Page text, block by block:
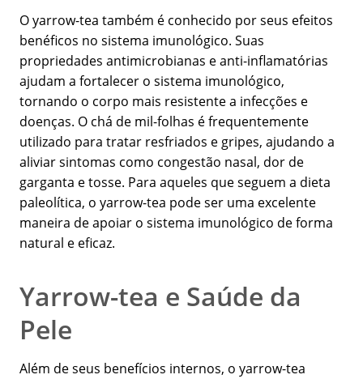
O yarrow-tea também é conhecido por seus efeitos
benéficos no sistema imunológico. Suas
propriedades antimicrobianas e anti-inflamatórias
ajudam a fortalecer o sistema imunológico,
tornando o corpo mais resistente a infecções e
doenças. O chá de mil-folhas é frequentemente
utilizado para tratar resfriados e gripes, ajudando a
aliviar sintomas como congestão nasal, dor de
garganta e tosse. Para aqueles que seguem a dieta
paleolítica, o yarrow-tea pode ser uma excelente
maneira de apoiar o sistema imunológico de forma
natural e eficaz.
Yarrow-tea e Saúde da
Pele
Além de seus benefícios internos, o yarrow-tea